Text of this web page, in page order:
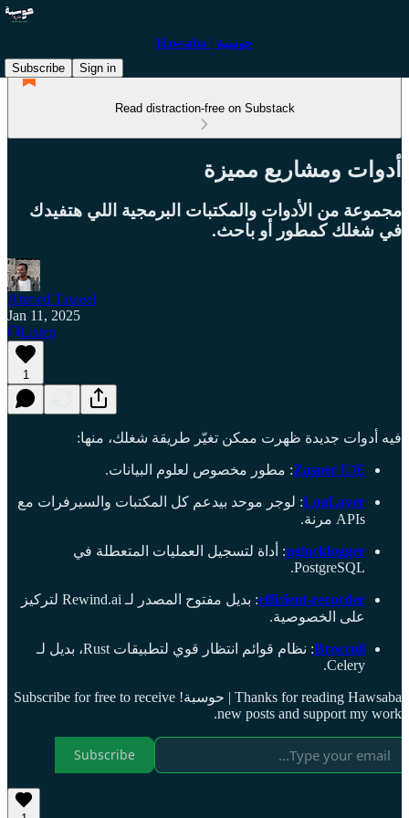
Hawsaba | حوسبة
Subscribe
Sign in
Read distraction-free on Substack
أدوات ومشاريع مميزة
مجموعة من الأدوات والمكتبات البرمجية اللي هتفيدك
في شغلك كمطور أو باحث.
Ahmed Taweel
Jan 11, 2025
Listen
1
فيه أدوات جديدة ظهرت ممكن تغيّر طريقة شغلك، منها:
Zasper IDE : مطور مخصوص لعلوم البيانات.
LogLayer: لوجر موحد بيدعم كل المكتبات والسيرفرات مع
APIs مرنة.
pglocklogger: أداة لتسجيل العمليات المتعطلة في
PostgreSQL.
efficient-recorder
: بديل مفتوح المصدر لـ Rewind.ai لتركيز
على الخصوصية.
Broccoli
: نظام قوائم انتظار قوي لتطبيقات Rust، بديل لـ
Celery.
Thanks for reading Hawsaba | حوسبة! Subscribe for free to receive
new posts and support my work.
Subscribe